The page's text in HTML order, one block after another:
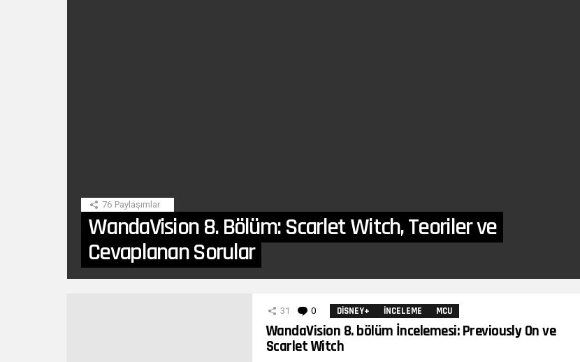
76 Paylaşımlar
WandaVision 8. Bölüm: Scarlet Witch, Teoriler ve
Cevaplanan Sorular
31 0 YorumlarDISNEY+ İNCELEME MCU
WandaVision 8. bölüm İncelemesi: Previously On ve
Scarlet Witch